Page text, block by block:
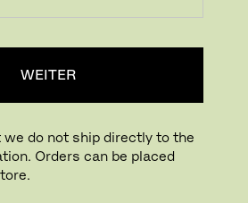
WEITER
we do not ship directly to the
Orders can be placed